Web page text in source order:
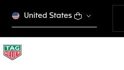
United States